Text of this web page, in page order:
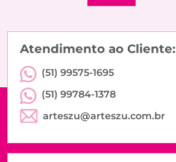
Atendimento ao Cliente:
(51) 99575-1695
(51) 99784-1378
arteszu@arteszu.com.br